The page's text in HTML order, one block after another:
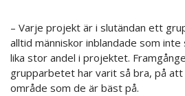
– Varje projekt är i slutändan ett
alltid människor inblandade som
lika stor andel i projektet.
grupparbetet har varit så bra, på
område som de är bäst på.